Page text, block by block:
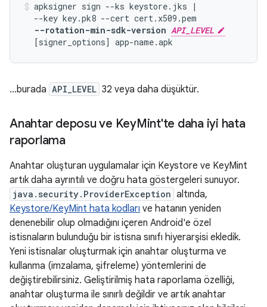
apksigner sign --ks keystore.jks |
  --key key.pk8 --cert cert.x509.pem
--rotation-min-sdk-version API_LEVEL
...burada API_LEVEL 32 veya daha düşüktür.
Anahtar deposu ve KeyMint'te daha iyi hata
raporlama
Anahtar oluşturan uygulamalar için Keystore ve KeyMint
artık daha ayrıntılı ve doğru hata göstergeleri sunuyor.
java.security.ProviderException altında,
Keystore/KeyMint hata kodları ve hatanın yeniden
denenebilir olup olmadığını içeren Android'e özel
istisnaların bulunduğu bir istisna sınıfı hiyerarşisi ekledik.
Yeni istisnalar oluşturmak için anahtar oluşturma ve
kullanma (imzalama, şifreleme) yöntemlerini de
değiştirebilirsiniz. Geliştirilmiş hata raporlama özelliği,
anahtar oluşturma ile sınırlı değildir ve artık anahtar